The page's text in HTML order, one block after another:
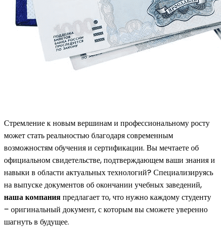
Стремление к новым вершинам и профессиональному росту
может стать реальностью благодаря современным
возможностям обучения и сертификации. Вы мечтаете об
официальном свидетельстве, подтверждающем ваши знания и
навыки в области актуальных технологий? Специализируясь
на выпуске документов об окончании учебных заведений,
наша компанияпредлагает то, что нужно каждому студенту
– оригинальный документ, с которым вы сможете уверенно
шагнуть в будущее.